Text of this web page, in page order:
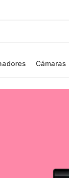
Cámaras